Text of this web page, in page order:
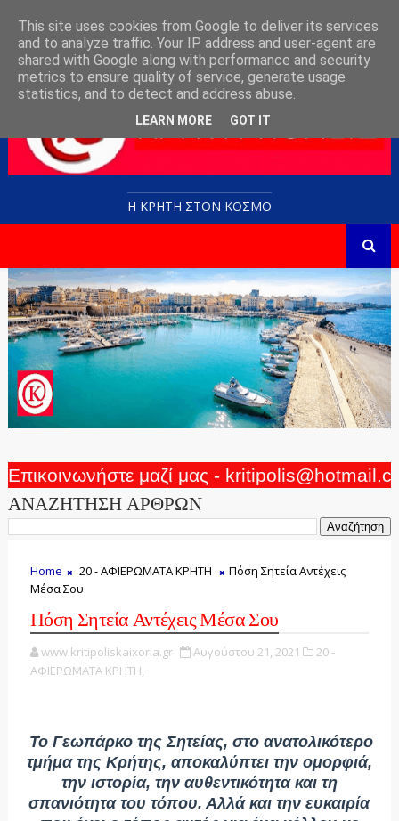
Η ΚΡΗΤΗ ΣΤΟN KOΣΜΟ
Επικοινωνήστε μαζί μας -
ΑΝΑΖΗΤΗΣΗ ΑΡΘΡΩΝ
Home 20 - ΑΦΙΕΡΩΜΑΤΑ ΚΡΗΤΗ
Πόση Σητεία Αντέχεις
Μέσα Σου
Πόση Σητεία Αντέχεις Μέσα Σου
www.kritipoliskaixoria.gr Αυγούστου 21, 2021
20 -
ΑΦΙΕΡΩΜΑΤΑ ΚΡΗΤΗ,
Το Γεωπάρκο της Σητείας, στο ανατολικότερο
τμήμα της Κρήτης, αποκαλύπτει την ομορφιά,
την ιστορία, την αυθεντικότητα και τη
σπανιότητα του τόπου. Αλλά και την ευκαιρία
This site uses cookies from Google to deliver its services
and to analyze traffic. Your IP address and user-agent are
shared with Google along with performance and security
metrics to ensure quality of service, generate usage
statistics, and to detect and address abuse.
LEARN MORE GOT IT